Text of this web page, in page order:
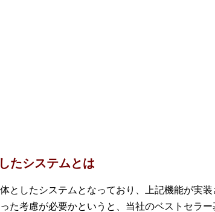
たシステムとは
としたシステムとなっており、上記機能が実
た考慮が必要かというと、当社のベストセラ